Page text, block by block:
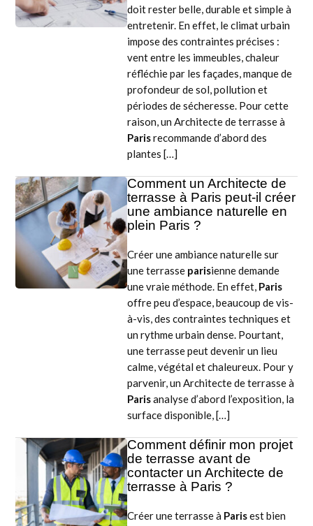
doit rester belle, durable et simple à
entretenir. En effet, le climat urbain
impose des contraintes précises :
vent entre les immeubles, chaleur
réfléchie par les façades, manque de
profondeur de sol, pollution et
périodes de sécheresse. Pour cette
raison, un Architecte de terrasse à
Parisrecommande d’abord des
plantes […]
Comment un Architecte de
terrasse à Paris peut-il créer
une ambiance naturelle en
plein Paris ?
Créer une ambiance naturelle sur
une terrasse parisienne demande
une vraie méthode. En effet, Paris
offre peu d’espace, beaucoup de vis-
à-vis, des contraintes techniques et
un rythme urbain dense. Pourtant,
une terrasse peut devenir un lieu
calme, végétal et chaleureux. Pour y
parvenir, un Architecte de terrasse à
Parisanalyse d’abord l’exposition, la
surface disponible, […]
Comment définir mon projet
de terrasse avant de
contacter un Architecte de
terrasse à Paris ?
Créer une terrasse à Parisest bien